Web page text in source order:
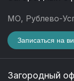
МО, Рублево-
Записаться на
Загородный